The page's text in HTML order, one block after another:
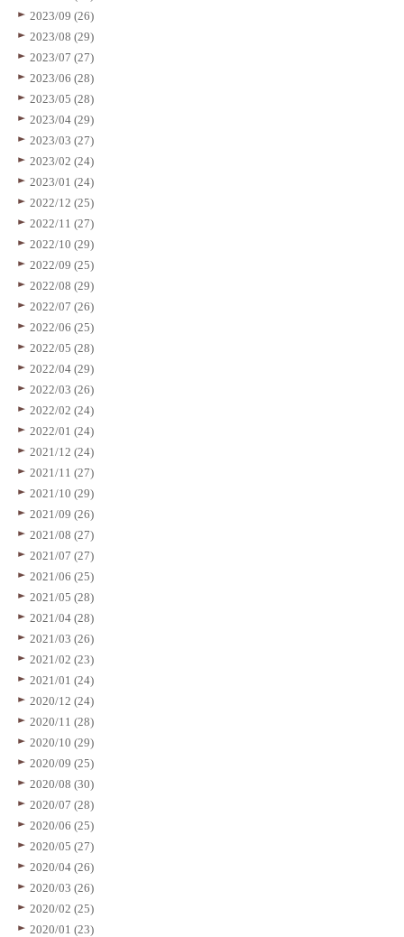
2023/09 (26)
2023/08 (29)
2023/07 (27)
2023/06 (28)
2023/05 (28)
2023/04 (29)
2023/03 (27)
2023/02 (24)
2023/01 (24)
2022/12 (25)
2022/11 (27)
2022/10 (29)
2022/09 (25)
2022/08 (29)
2022/07 (26)
2022/06 (25)
2022/05 (28)
2022/04 (29)
2022/03 (26)
2022/02 (24)
2022/01 (24)
2021/12 (24)
2021/11 (27)
2021/10 (29)
2021/09 (26)
2021/08 (27)
2021/07 (27)
2021/06 (25)
2021/05 (28)
2021/04 (28)
2021/03 (26)
2021/02 (23)
2021/01 (24)
2020/12 (24)
2020/11 (28)
2020/10 (29)
2020/09 (25)
2020/08 (30)
2020/07 (28)
2020/06 (25)
2020/05 (27)
2020/04 (26)
2020/03 (26)
2020/02 (25)
2020/01 (23)